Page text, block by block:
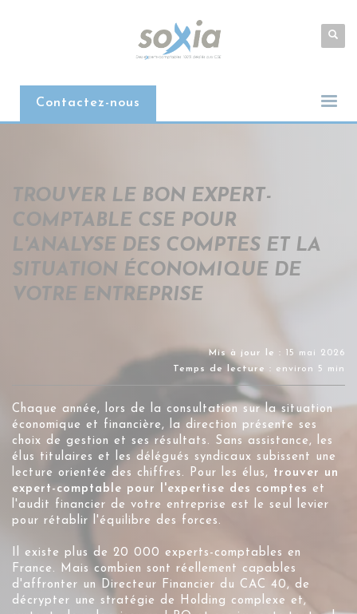
Contactez-nous
TROUVER LE BON EXPERT-
COMPTABLE CSE POUR
L'ANALYSE DES COMPTES ET LA
SITUATION ÉCONOMIQUE DE
VOTRE ENTREPRISE
Mis à jour le : 15 mai 2026
Temps de lecture : environ 5 min
Chaque année, lors de la consultation sur la situation
économique et financière, la direction présente ses
choix de gestion et ses résultats. Sans assistance, les
élus titulaires et les délégués syndicaux subissent une
lecture orientée des chiffres. Pour les élus, trouver un
expert-comptable pour l'expertise des comptes et
l'audit financier de votre entreprise est le seul levier
pour rétablir l'équilibre des forces.
Il existe plus de 20 000 experts-comptables en
France. Mais combien sont réellement capables
d'affronter un Directeur Financier du CAC 40, de
décrypter une stratégie de Holding complexe et,